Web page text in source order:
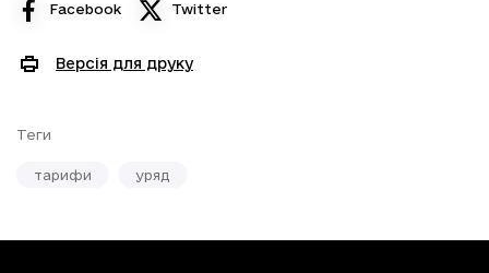
Facebook Twitter
Версія для друку
Теги
тарифи уряд